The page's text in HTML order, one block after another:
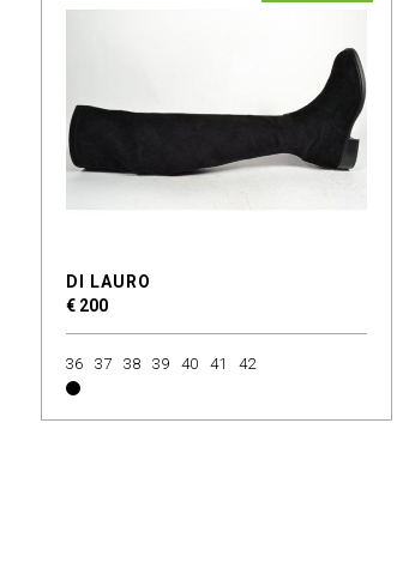
DI LAURO
€ 200
36 37 38 39 40 41 42